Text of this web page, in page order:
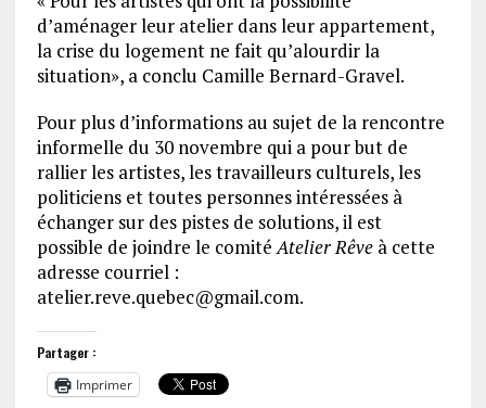
d’aménager leur atelier dans leur appartement,
la crise du logement ne fait qu’alourdir la
situation», a conclu Camille Bernard-Gravel.
Pour plus d’informations au sujet de la rencontre
informelle du 30 novembre qui a pour but de
rallier les artistes, les travailleurs culturels, les
politiciens et toutes personnes intéressées à
échanger sur des pistes de solutions, il est
possible de joindre le comitéAtelier Rêveà cette
adresse courriel :
atelier.reve.quebec@gmail.com.
Partager :
Imprimer